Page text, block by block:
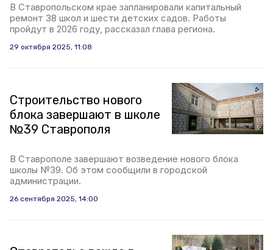
В Ставропольском крае запланировали капитальный
ремонт 38 школ и шести детских садов. Работы
пройдут в 2026 году, рассказал глава региона.
29 октября 2025, 11:08
Строительство нового
блока завершают в школе
№39 Ставрополя
В Ставрополе завершают возведение нового блока
школы №39. Об этом сообщили в городской
администрации.
26 сентября 2025, 14:00